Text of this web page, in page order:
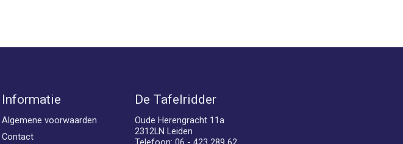
Informatie
Algemene voorwaarden
Contact
De Tafelridder
Oude Herengracht 11a
2312LN Leiden